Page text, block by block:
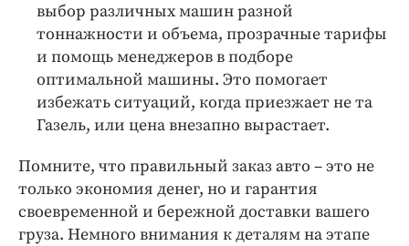
выбор различных машин разной
тоннажности и объема, прозрачные тарифы
и помощь менеджеров в подборе
оптимальной машины. Это помогает
избежать ситуаций, когда приезжает не та
Газель, или цена внезапно вырастает.
Помните, что правильный заказ авто – это не
только экономия денег, но и гарантия
своевременной и бережной доставки вашего
груза. Немного внимания к деталям на этапе